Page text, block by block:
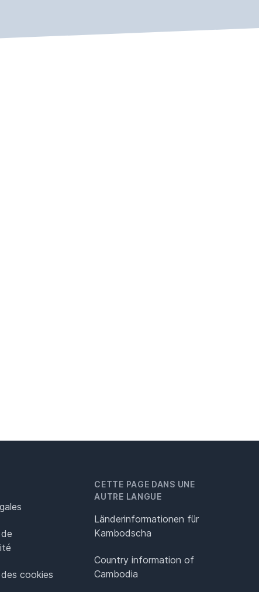
cookies
CETTE PAGE DANS UNE
AUTRE LANGUE
Länderinformationen für
Kambodscha
Country information of
Cambodia